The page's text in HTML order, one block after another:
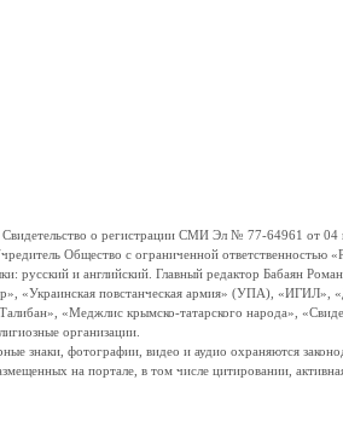
о регистрации СМИ Эл № 77-64961 от 04
Общество с ограниченной
русский и английский. Главный редактор Бабаян
«Украинская повстанческая армия» (УПА),
«Меджлис крымско-татарского народа»,
организации.
знаки, фотографии, видео и аудио охраняются
на портале, в том числе цитировании,